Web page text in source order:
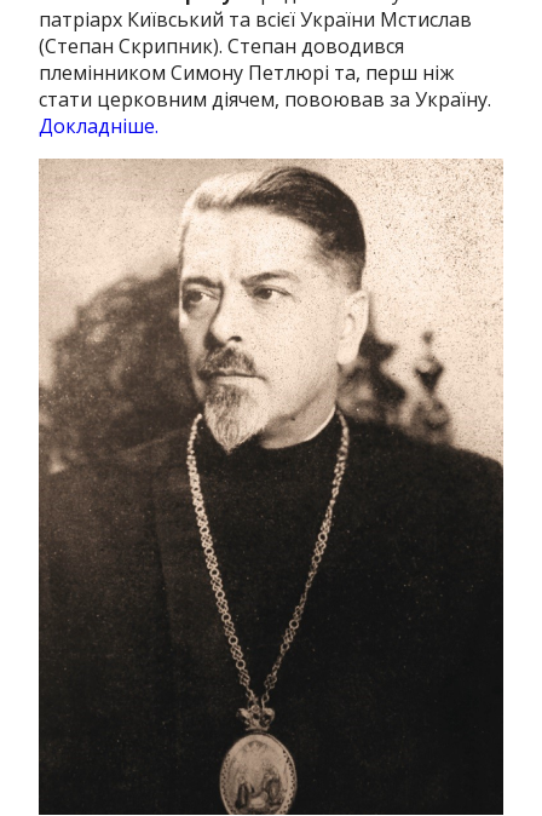
патріарх Київський та всієї України Мстислав
(Степан Скрипник). Степан доводився
племінником Симону Петлюрі та, перш ніж
стати церковним діячем, повоював за Україну.
Докладніше.